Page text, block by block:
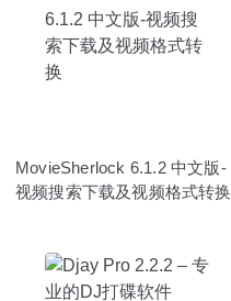
MovieSherlock 6.1.2 中文版-
视频搜索下载及视频格式转换